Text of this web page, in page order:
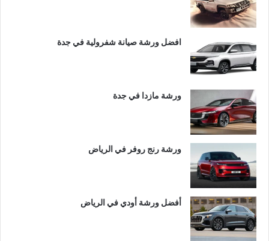
افضل ورشة صيانة شفرولية في جدة
ورشة مازدا في جدة
ورشة رنج روفر في الرياض
أفضل ورشة أودي في الرياض